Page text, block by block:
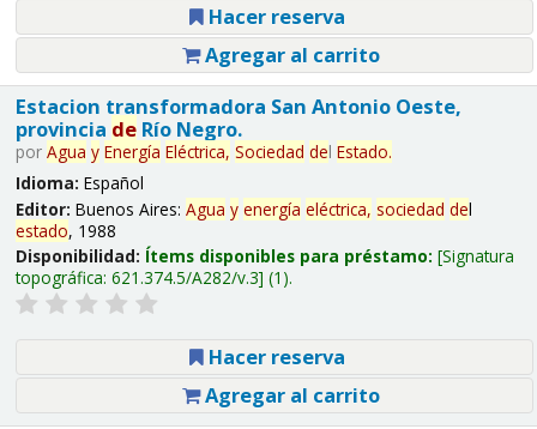
Hacer reserva
Agregar al carrito
Estacion transformadora San Antonio Oeste,
provincia deRío Negro.
por Agua y Energía Eléctrica, Sociedad del Estado.
Idioma: Español
Editor: Buenos Aires: Agua y energía eléctrica, sociedad del
estado, 1988
Disponibilidad: Ítems disponibles para préstamo: Signatura
topográfica: 621.374.5/A282/v.3 (1).
Hacer reserva
Agregar al carrito